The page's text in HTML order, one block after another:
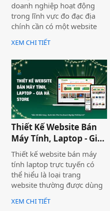
doanh nghiệp hoạt động
trong lĩnh vực đo đạc địa
chính cần có một website
chuyên nghiệp để nâng cao
uy tín và thu hút khách
Vàng cung cấp giải pháp
thiết kế website đo đạc địa
chính với giao diện hiện đại,
chuẩn SEO và đầy đủ chức
năng phục vụ doanh
nghiệp.
XEM CHI TIẾT
Thiết Kế Website Bán
Máy Tính, Laptop - Gia
Hà Store
Thiết kế website bán máy
tính laptop trực tuyến có
thể hiểu là loại trang
website thường được dùng
để trưng bày và bán các sản
phẩm laptop đa dạng về
XEM CHI TIẾT